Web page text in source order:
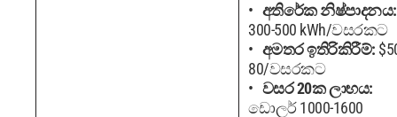
අතිරේක නිෂ්පාදනය:
300-500 kWh/වසරකට
අමතර ඉතිරිකිරීම්:
80/වසරකට
වසර 20ක ලාභය:
ඩොලර් 1000-1600